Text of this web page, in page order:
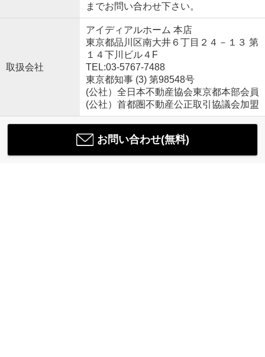
までお問い合わせ下さい。
取扱会社
アイディアルホーム 本店
東京都品川区南大井６丁目２４－１３ 第
１４下川ビル４F
TEL:03-5767-7488
東京都知事 (3) 第98548号
(公社）全日本不動産協会東京都本部会員
(公社）首都圏不動産公正取引協議会加盟
お問い合わせ(無料)